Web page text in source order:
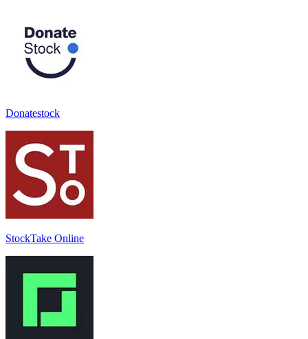
Donatestock
StockTake Online